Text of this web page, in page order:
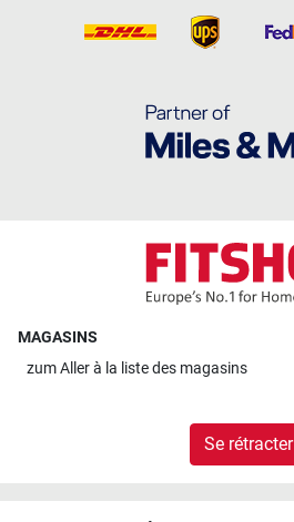
MAGASINS
zumAller à la liste des magasins
Se rétracter